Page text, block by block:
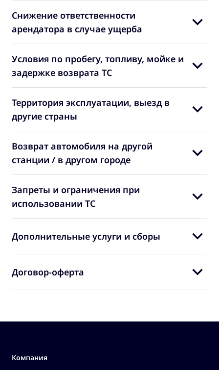
Снижение ответственности
арендатора в случае ущерба
Условия по пробегу, топливу, мойке и
задержке возврата ТС
Территория эксплуатации, выезд в
другие страны
Возврат автомобиля на другой
станции / в другом городе
Запреты и ограничения при
использовании ТС
Дополнительные услуги и сборы
Договор-оферта
Компания